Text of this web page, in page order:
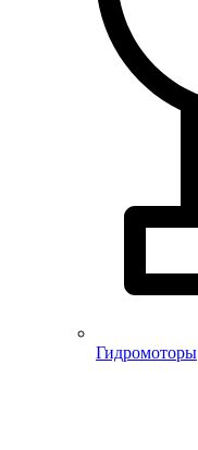
Гидромоторы